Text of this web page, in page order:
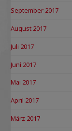
September 2017
August 2017
Juli 2017
Juni 2017
Mai 2017
April 2017
März 2017